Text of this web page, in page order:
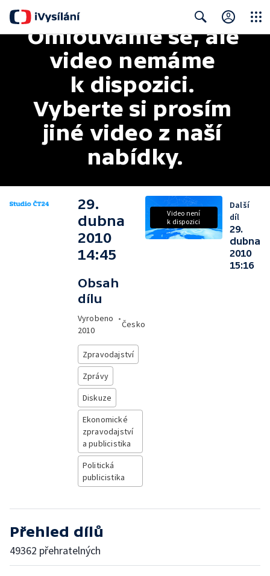
Search
Omlouváme se, ale
video nemáme
k dispozici.
Vyberte si prosím
jiné video z naší
nabídky.
29.
dubna
2010
14:45
Obsah
dílu
Vyrobeno
2010
•
Česko
Zpravodajství
Zprávy
Diskuze
Ekonomické
zpravodajství
a publicistika
Politická
publicistika
Video není
k dispozici
Další
díl
29.
dubna
2010
15:16
Přehled dílů
49362 přehratelných